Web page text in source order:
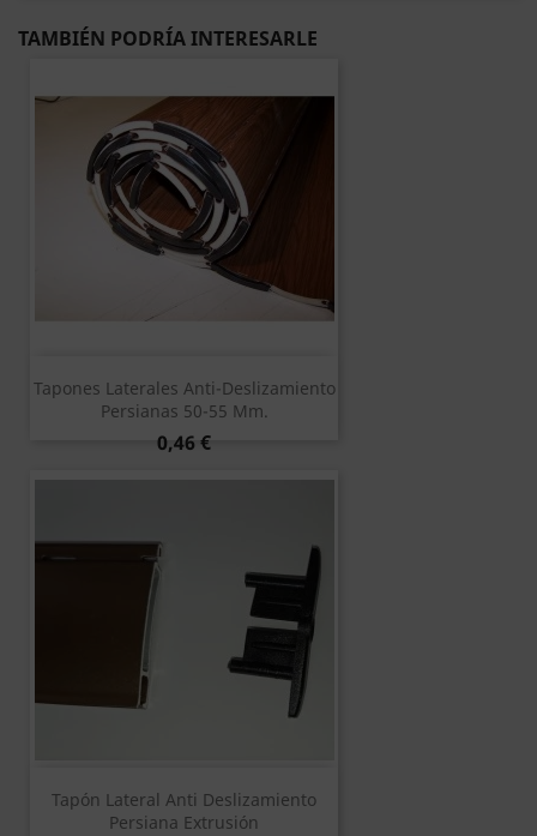
TAMBIÉN PODRÍA INTERESARLE
Tapones Laterales Anti-Deslizamiento
Persianas 50-55 Mm.
Precio
0,46 €
Tapón Lateral Anti Deslizamiento
Persiana Extrusión